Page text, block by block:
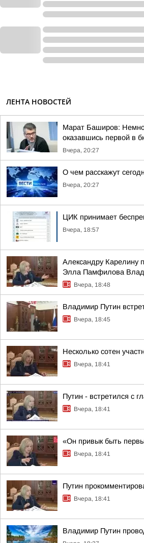
ЛЕНТА НОВОСТЕЙ
Марат Баширов:
оказавшись первой в
Вчера, 20:27
О чем расскажут
Вчера, 20:27
ЦИК принимает
Вчера, 18:57
Александру Карелину
Элла Памфилова
Вчера, 18:48
Владимир Путин
Вчера, 18:45
Несколько сотен
Вчера, 18:41
Путин - встретился с
Вчера, 18:41
«Он привык быть
Вчера, 18:41
Путин
Вчера, 18:41
Владимир Путин